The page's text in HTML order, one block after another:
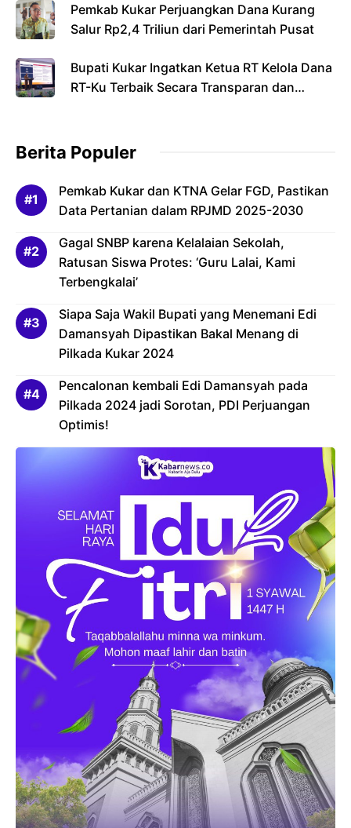
Pemkab Kukar Perjuangkan Dana Kurang
Salur Rp2,4 Triliun dari Pemerintah Pusat
Bupati Kukar Ingatkan Ketua RT Kelola Dana
RT-Ku Terbaik Secara Transparan dan
Berita Populer
Pemkab Kukar dan KTNA Gelar FGD, Pastikan
Data Pertanian dalam RPJMD 2025-2030
Gagal SNBP karena Kelalaian Sekolah,
Ratusan Siswa Protes: ‘Guru Lalai, Kami
Terbengkalai’
Siapa Saja Wakil Bupati yang Menemani Edi
Damansyah Dipastikan Bakal Menang di
Pilkada Kukar 2024
Pencalonan kembali Edi Damansyah pada
Pilkada 2024 jadi Sorotan, PDI Perjuangan
Optimis!